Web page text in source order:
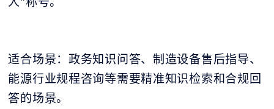
适合场景：政务知识问答、制造设备售后指导、
能源行业规程咨询等需要精准知识检索和合规回
答的场景。